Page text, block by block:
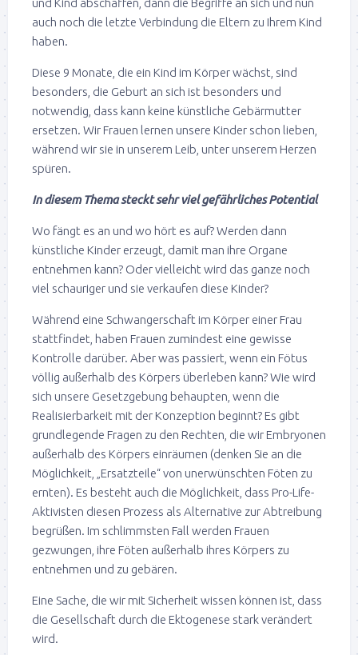
auch noch die letzte Verbindung die Eltern zu Ihrem Kind
haben.
Diese 9 Monate, die ein Kind im Körper wächst, sind
besonders, die Geburt an sich ist besonders und
notwendig, dass kann keine künstliche Gebärmutter
ersetzen. Wir Frauen lernen unsere Kinder schon lieben,
während wir sie in unserem Leib, unter unserem Herzen
spüren.
In diesem Thema steckt sehr viel gefährliches Potential
Wo fängt es an und wo hört es auf? Werden dann
künstliche Kinder erzeugt, damit man ihre Organe
entnehmen kann? Oder vielleicht wird das ganze noch
viel schauriger und sie verkaufen diese Kinder?
Während eine Schwangerschaft im Körper einer Frau
stattfindet, haben Frauen zumindest eine gewisse
Kontrolle darüber. Aber was passiert, wenn ein Fötus
völlig außerhalb des Körpers überleben kann? Wie wird
sich unsere Gesetzgebung behaupten, wenn die
Realisierbarkeit mit der Konzeption beginnt? Es gibt
grundlegende Fragen zu den Rechten, die wir Embryonen
außerhalb des Körpers einräumen (denken Sie an die
Möglichkeit, „Ersatzteile“ von unerwünschten Föten zu
ernten). Es besteht auch die Möglichkeit, dass Pro-Life-
Aktivisten diesen Prozess als Alternative zur Abtreibung
begrüßen. Im schlimmsten Fall werden Frauen
gezwungen, ihre Föten außerhalb ihres Körpers zu
entnehmen und zu gebären.
Eine Sache, die wir mit Sicherheit wissen können ist, dass
die Gesellschaft durch die Ektogenese stark verändert
wird.